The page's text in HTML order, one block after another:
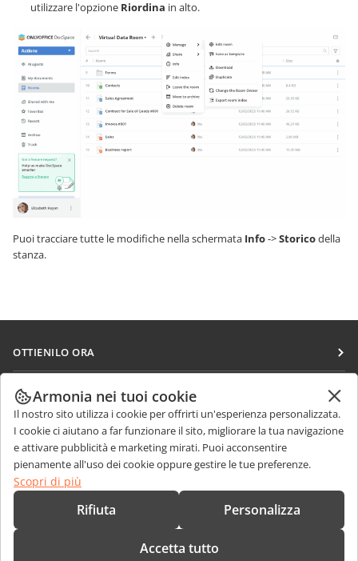
utilizzare l'opzione Riordina in alto.
Puoi tracciare tutte le modifiche nella schermata Info->Storicodella
stanza.
OTTIENILO ORA
Docs
DocSpace
Workspace
Connettori
App desktop
COLLABORA
Per i contributori
Per i traduttori
Per gli influencer
Offerte di lavoro
RICEVI NOTIZIE
Blog
RICEVI AIUTO
Forum
CONTATTACI
Domande sulle vendite
sales@onlyoffice.com
Armonia nei tuoi cookie
Il nostro sito utilizza i cookie per offrirti un'esperienza personalizzata.
I cookie ci aiutano a far funzionare il sito, migliorare la tua navigazione
e attivare pubblicità e marketing mirati. Puoi acconsentire
pienamente all'uso dei cookie oppure gestire le tue preferenze.
Scopri di più
Rifiuta Personalizza
Accetta tutto